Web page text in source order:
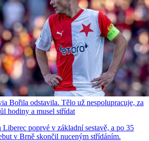
Bořila odstavila. Tělo už nespolupracuje, za
hodiny a musel střídat
poprvé v základní sestavě, a po 35
v Brně skončil nuceným střídáním.